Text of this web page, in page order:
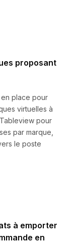
proposant
place pour
virtuelles à
pour
par marque,
le poste
à emporter
en